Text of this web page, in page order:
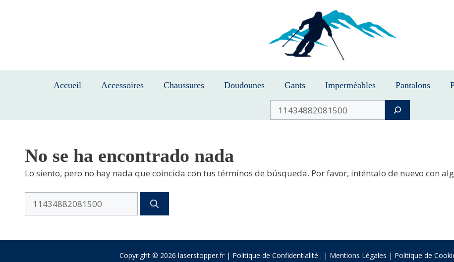
Accueil Accessoires Chaussures Doudounes Gants Imperméables Pantalons
Buscar
No se ha encontrado nada
Lo siento, pero no hay nada que coincida con tus términos de búsqueda. Por favor, inténtalo de nuevo con
Copyright © 2026 laserstopper.fr | Politique de Confidentialité . | Mentions Légales | Politique de